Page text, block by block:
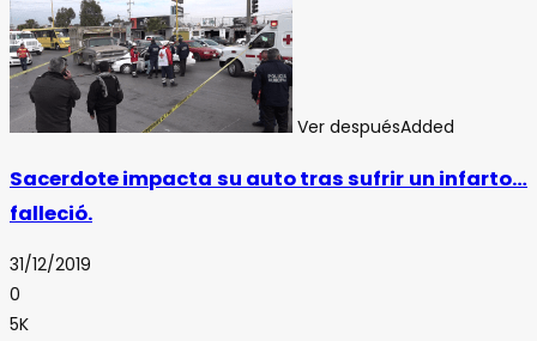
Ver despuésAdded
Sacerdote impacta su auto tras sufrir un infarto…
falleció.
31/12/2019
0
5K